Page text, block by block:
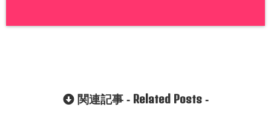
関連記事 - Related Posts-